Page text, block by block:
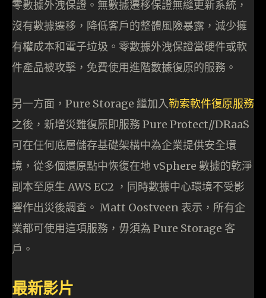
零數據外洩保證。無數據遷移保證無縫更新系統，
沒有數據遷移，降低客戶的整體風險暴露，減少擁
有權成本和電子垃圾。零數據外洩保證當硬件或軟
件產品被攻擊，免費使用進階數據復原的服務。
另一方面，Pure Storage 繼加入勒索軟件復原服務
之後，新增災難復原即服務 Pure Protect//DRaaS
可在任何底層儲存基礎架構中為企業提供安全環
境，從多個還原點中恢復在地 vSphere 數據的乾淨
副本至原生 AWS EC2 ，同時數據中心環境不受影
響作出災後調查。 Matt Oostveen 表示，所有企
業都可使用這項服務，毋須為 Pure Storage 客
戶。
最新影片